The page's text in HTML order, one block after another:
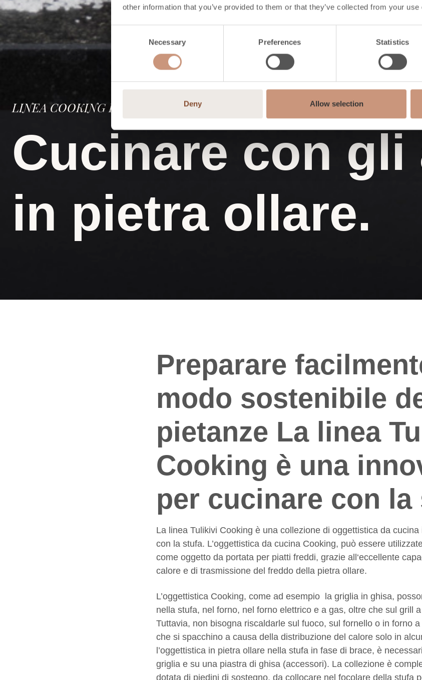
other information that you’ve provided to them or that they’ve collected from your
Selection
Necessary Preferences Statistics
Deny Allow selection
LINEA COOKING PER CUCINARE
Cucinare con gli
in pietra ollare.
Preparare
modo sostenibile
pietanze La linea
Cooking è una
per cucinare con la
La linea Tulikivi Cooking è una collezione di oggettistica da
con la stufa. L’oggettistica da cucina Cooking, può essere
come oggetto da portata per piatti freddi, grazie all‘eccellente
calore e di trasmissione del freddo della pietra ollare.
L’oggettistica Cooking, come ad esempio la griglia in ghisa,
nella stufa, nel forno, nel forno elettrico e a gas, oltre che sul grill
Tuttavia, non bisogna riscaldarle sul fuoco, sul fornello o in forno
che si spacchino a causa della distribuzione del calore solo in
l’oggettistica in pietra ollare nella stufa in fase di brace, è
griglia e su una piastra di ghisa (accessori). La collezione è
dotata di piedini di sostegno, da collocare nel focolare della stufa